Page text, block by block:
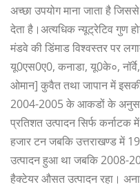
अच्छा उपयोग माना जाता है
देता है।अत्यधिक न्यूट्रेटिव गुण
मंडवे की डिंमाड विश्वस्तर पर
यू0एस0ए0, कनाडा, यू0के०,
ओमान] कुवैत तथा जापान में
2004-2005 के आकडों के
प्रतिशत उत्पादन सिर्फ
हजार टन जबकि उत्तराखण्ड में
उत्पादन हुआ था जबकि 2008-
हैक्टेयर औसत उत्पादन रहा।